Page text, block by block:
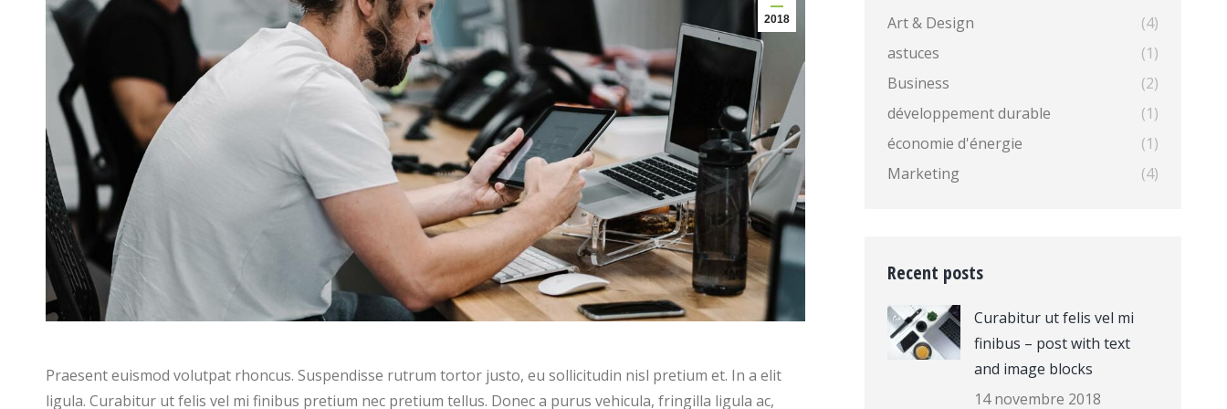
2018
Praesent euismod volutpat rhoncus. Suspendisse rutrum tortor justo, eu sollicitudin nisl pretium et. In a elit
ligula. Curabitur ut felis vel mi finibus pretium nec pretium tellus. Donec a purus vehicula, fringilla ligula ac,
Art & Design
(4)
astuces
(1)
Business
(2)
développement durable
(1)
économie d'énergie
(1)
Marketing
(4)
Recent posts
Curabitur ut felis vel mi
finibus – post with text
and image blocks
14 novembre 2018